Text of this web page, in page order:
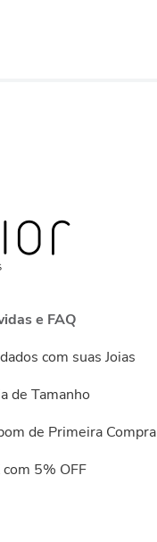
e FAQ
com suas Joias
de Tamanho
de Primeira Compra
com 5% OFF